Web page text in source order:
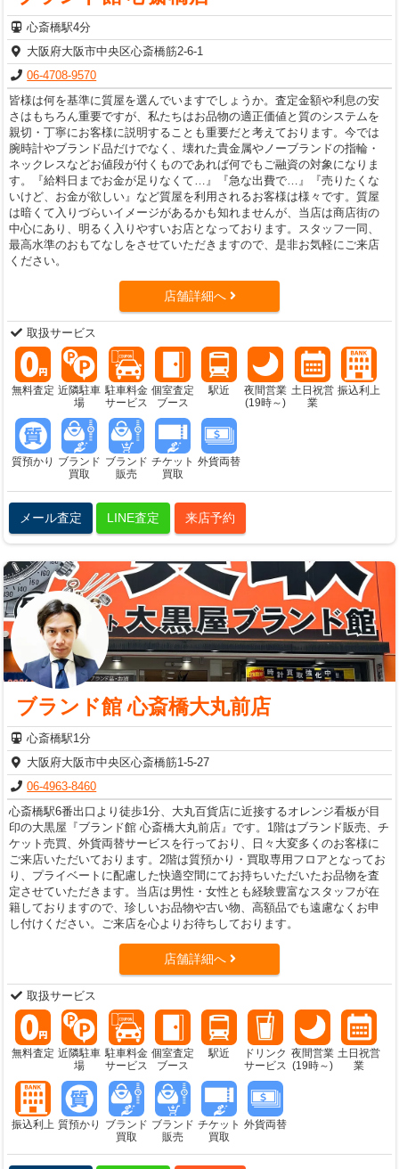
心斎橋駅4分
大阪府大阪市中央区心斎橋筋2-6-1
06-4708-9570
皆様は何を基準に質屋を選んでいますでしょうか。査定金額や利息の安
さはもちろん重要ですが、私たちはお品物の適正価値と質のシステムを
親切・丁寧にお客様に説明することも重要だと考えております。今では
腕時計やブランド品だけでなく、壊れた貴金属やノーブランドの指輪・
ネックレスなどお値段が付くものであれば何でもご融資の対象になりま
す。『給料日までお金が足りなくて…』『急な出費で…』『売りたくな
いけど、お金が欲しい』など質屋を利用されるお客様は様々です。質屋
は暗くて入りづらいイメージがあるかも知れませんが、当店は商店街の
中心にあり、明るく入りやすいお店となっております。スタッフ一同、
最高水準のおもてなしをさせていただきますので、是非お気軽にご来店
ください。
店舗詳細へ
取扱サービス
無料査定 近隣駐車
場
駐車料金
サービス
個室査定
ブース
駅近
夜間営業
(19時～)
土日祝営
業
振込利上
質預かり ブランド
買取
ブランド
販売
チケット
買取
外貨両替
メール査定 LINE査定 来店予約
ブランド館 心斎橋大丸前店
心斎橋駅1分
大阪府大阪市中央区心斎橋筋1-5-27
06-4963-8460
心斎橋駅6番出口より徒歩1分、大丸百貨店に近接するオレンジ看板が目
印の大黒屋『ブランド館 心斎橋大丸前店』です。1階はブランド販売、チ
ケット売買、外貨両替サービスを行っており、日々大変多くのお客様に
ご来店いただいております。2階は質預かり・買取専用フロアとなってお
り、プライベートに配慮した快適空間にてお持ちいただいたお品物を査
定させていただきます。当店は男性・女性とも経験豊富なスタッフが在
籍しておりますので、珍しいお品物や古い物、高額品でも遠慮なくお申
し付けください。ご来店を心よりお待ちしております。
店舗詳細へ
取扱サービス
無料査定 近隣駐車
場
駐車料金
サービス
個室査定
ブース
駅近
ドリンク
サービス
夜間営業
(19時～)
土日祝営
業
振込利上 質預かり
ブランド
買取
ブランド
販売
チケット
買取
外貨両替